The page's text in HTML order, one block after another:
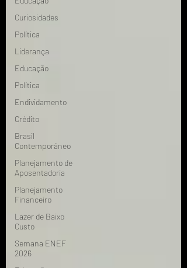
Curiosidades
Política
Liderança
Educação
Política
Endividamento
Crédito
Brasil
Contemporâneo
Planejamento de
Aposentadoria
Planejamento
Financeiro
Lazer de Baixo
Custo
Semana ENEF
2026